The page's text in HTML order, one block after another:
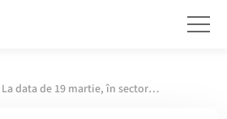
La data de 19 martie, în sectorul Buiucani s-a desfășurat acțiunea de verificare gratuită a vederii, în cadrul campaniei „De la inimă la inimă”